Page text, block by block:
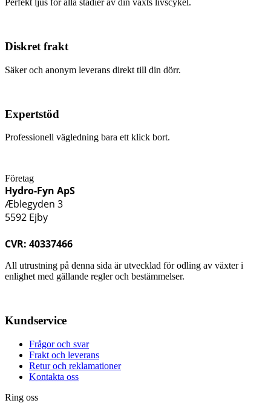
Perfekt ljus för alla stadier av din växts livscykel.
Diskret frakt
Säker och anonym leverans direkt till din dörr.
Expertstöd
Professionell vägledning bara ett klick bort.
Företag
Hydro-Fyn ApS
Æblegyden 3
5592 Ejby
CVR: 40337466
All utrustning på denna sida är utvecklad för odling av växter i
enlighet med gällande regler och bestämmelser.
Kundservice
Frågor och svar
Frakt och leverans
Retur och reklamationer
Kontakta oss
Ring oss